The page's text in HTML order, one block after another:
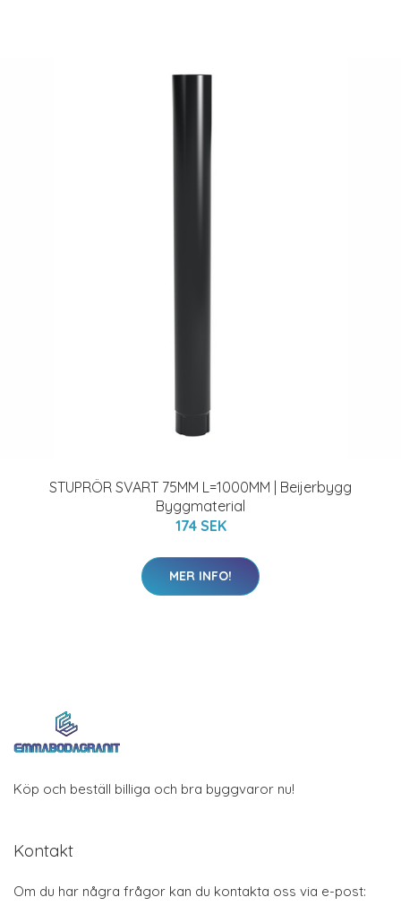
STUPRÖR SVART 75MM L=1000MM | Beijerbygg
Byggmaterial
174 SEK
MER INFO!
Köp och beställ billiga och bra byggvaror nu!
Kontakt
Om du har några frågor kan du kontakta oss via e-post: